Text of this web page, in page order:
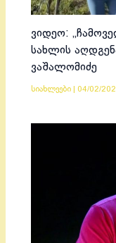
ვიდეო:
სახლის
ვაშალომიძე
სიახლეები 04/02/